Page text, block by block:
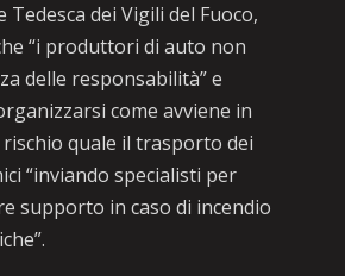
Tedesca dei Vigili del Fuoco,
“i produttori di auto non
delle responsabilità” e
come avviene in
quale il trasporto dei
“inviando specialisti per
supporto in caso di incendio